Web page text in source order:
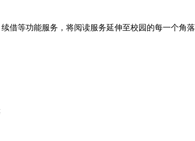
借等功能服务，将阅读服务延伸至校园的每一个角落